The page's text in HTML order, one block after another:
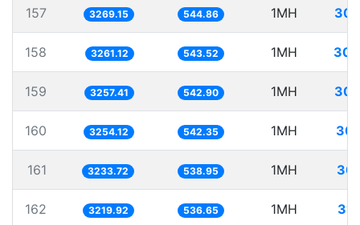
157 3269.15 544.86 1MH
158 3261.12 543.52 1MH
159 3257.41 542.90 1MH
160 3254.12 542.35 1MH
161 3233.72 538.95 1MH
162 3219.92 536.65 1MH